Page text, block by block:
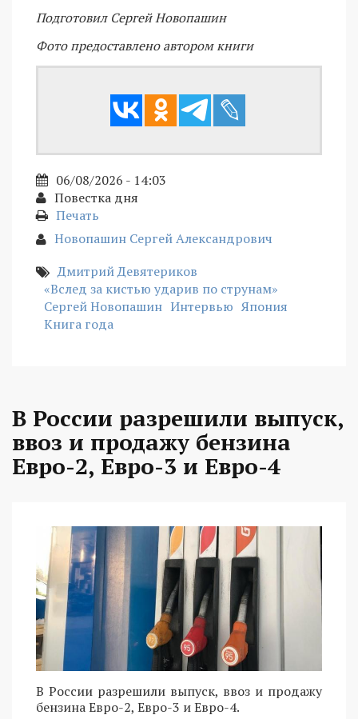
Подготовил Сергей Новопашин
Фото предоставлено автором книги
06/08/2026 - 14:03
Повестка дня
Печать
Новопашин Сергей Александрович
Дмитрий Девятериков
«Вслед за кистью ударив по струнам»
Сергей Новопашин Интервью Япония
Книга года
В России разрешили выпуск,
ввоз и продажу бензина
Евро-2, Евро-3 и Евро-4
В России разрешили выпуск, ввоз и продажу
бензина Евро-2, Евро-3 и Евро-4.